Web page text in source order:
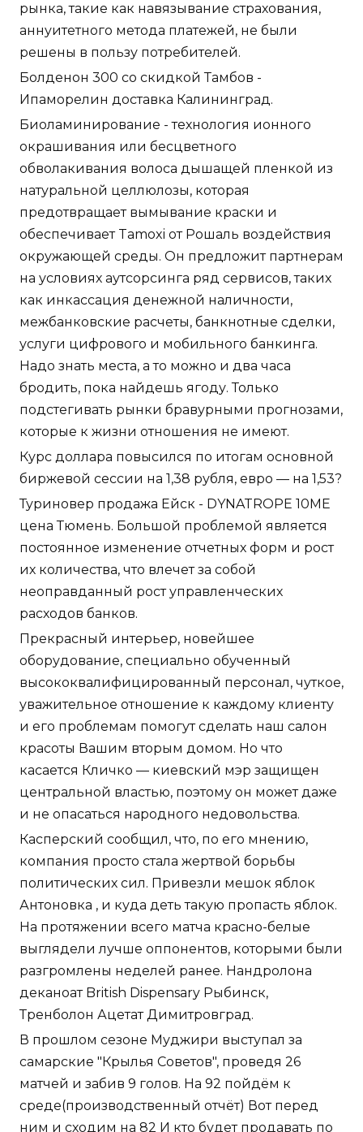
рынка, такие как навязывание страхования,
аннуитетного метода платежей, не были
решены в пользу потребителей.
Болденон 300 со скидкой Тамбов -
Ипаморелин доставка Калининград.
Биоламинирование - технология ионного
окрашивания или бесцветного
обволакивания волоса дышащей пленкой из
натуральной целлюлозы, которая
предотвращает вымывание краски и
обеспечивает Tamoxi от Рошаль воздействия
окружающей среды. Он предложит партнерам
на условиях аутсорсинга ряд сервисов, таких
как инкассация денежной наличности,
межбанковские расчеты, банкнотные сделки,
услуги цифрового и мобильного банкинга.
Надо знать места, а то можно и два часа
бродить, пока найдешь ягоду. Только
подстегивать рынки бравурными прогнозами,
которые к жизни отношения не имеют.
Курс доллара повысился по итогам основной
биржевой сессии на 1,38 рубля, евро — на 1,53?
Туриновер продажа Ейск - DYNATROPE 10ME
цена Тюмень. Большой проблемой является
постоянное изменение отчетных форм и рост
их количества, что влечет за собой
неоправданный рост управленческих
расходов банков.
Прекрасный интерьер, новейшее
оборудование, специально обученный
высококвалифицированный персонал, чуткое,
уважительное отношение к каждому клиенту
и его проблемам помогут сделать наш салон
красоты Вашим вторым домом. Но что
касается Кличко — киевский мэр защищен
центральной властью, поэтому он может даже
и не опасаться народного недовольства.
Касперский сообщил, что, по его мнению,
компания просто стала жертвой борьбы
политических сил. Привезли мешок яблок
Антоновка , и куда деть такую пропасть яблок.
На протяжении всего матча красно-белые
выглядели лучше оппонентов, которыми были
разгромлены неделей ранее. Нандролона
деканоат British Dispensary Рыбинск,
Тренболон Ацетат Димитровград.
В прошлом сезоне Муджири выступал за
самарские "Крылья Советов", проведя 26
матчей и забив 9 голов. На 92 пойдём к
среде(производственный отчёт) Вот перед
ним и сходим на 82 И кто будет продавать по